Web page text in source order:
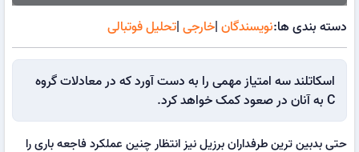
دسته بندی ها:نویسندگان |خارجی |تحلیل فوتبالی
اسکاتلند سه امتیاز مهمی را به دست آورد که در معادلات گروه
C به آنان در صعود کمک خواهد کرد.
حتی بدبین ترین طرفداران برزیل نیز انتظار چنین عملکرد فاجعه باری را